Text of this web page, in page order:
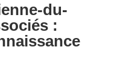
du-
: